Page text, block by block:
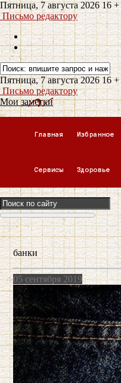
Пятница, 7 августа 2026 16 +
Письмо редактору
Пятница, 7 августа 2026 16 +
Письмо редактору
Мои заметки
Главная Избранное
Сервисы Здоровье
банки
05 сентября 2019